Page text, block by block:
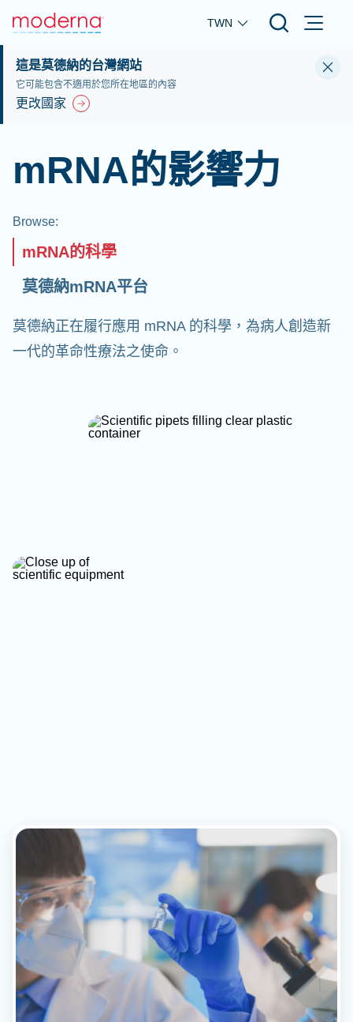
Skip to main content
TWN
這是莫德納的台灣網站
它可能包含不適用於您所在地區的內容
更改國家
mRNA的影響力
Browse:
mRNA的科學
莫德納mRNA平台
莫德納正在履行應用 mRNA 的科學，為病人創造新
一代的革命性療法之使命。